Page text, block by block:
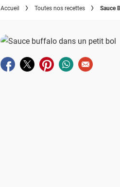
Accueil Toutes nos recettes Sauce
Partager sur facebook
Partager sur twitter
Partager sur pinterest
Partager sur
Envoyer à